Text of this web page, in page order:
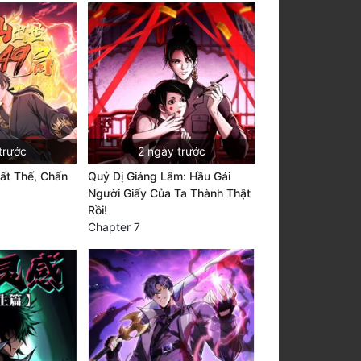
Thế, Chấn
2 ngày trước
Quỷ Dị Giáng Lâm: Hầu Gái
Người Giấy Của Ta Thành Thật
Rồi!
Chapter 7